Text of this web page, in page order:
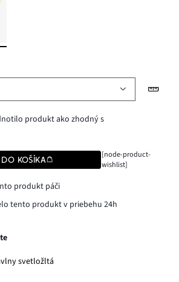
produkt ako zhodný s
KOŠÍKA
[node-product-
wishlist]
produkt páči
tento produkt v priebehu 24h
svetložltá